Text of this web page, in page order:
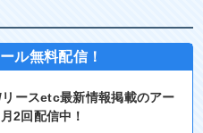
ル無料配信！
ースetc最新情報掲載のアー
2回配信中！